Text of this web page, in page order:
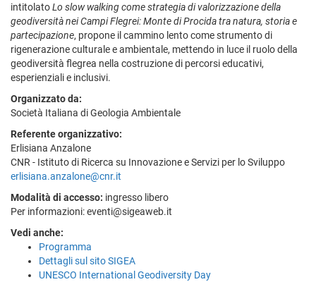
intitolatoLo slow walking come strategia di valorizzazione della
geodiversità nei Campi Flegrei: Monte di Procida tra natura, storia e
partecipazione, propone il cammino lento come strumento di
rigenerazione culturale e ambientale, mettendo in luce il ruolo della
geodiversità flegrea nella costruzione di percorsi educativi,
esperienziali e inclusivi.
Organizzato da:
Società Italiana di Geologia Ambientale
Referente organizzativo:
Erlisiana Anzalone
CNR - Istituto di Ricerca su Innovazione e Servizi per lo Sviluppo
erlisiana.anzalone@cnr.it
Modalità di accesso: ingresso libero
Per informazioni: eventi@sigeaweb.it
Vedi anche:
Programma
Dettagli sul sito SIGEA
UNESCO International Geodiversity Day